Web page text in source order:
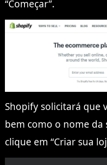
“Começar”.
Shopify solicitará que
bem como o nome da
clique em “Criar sua